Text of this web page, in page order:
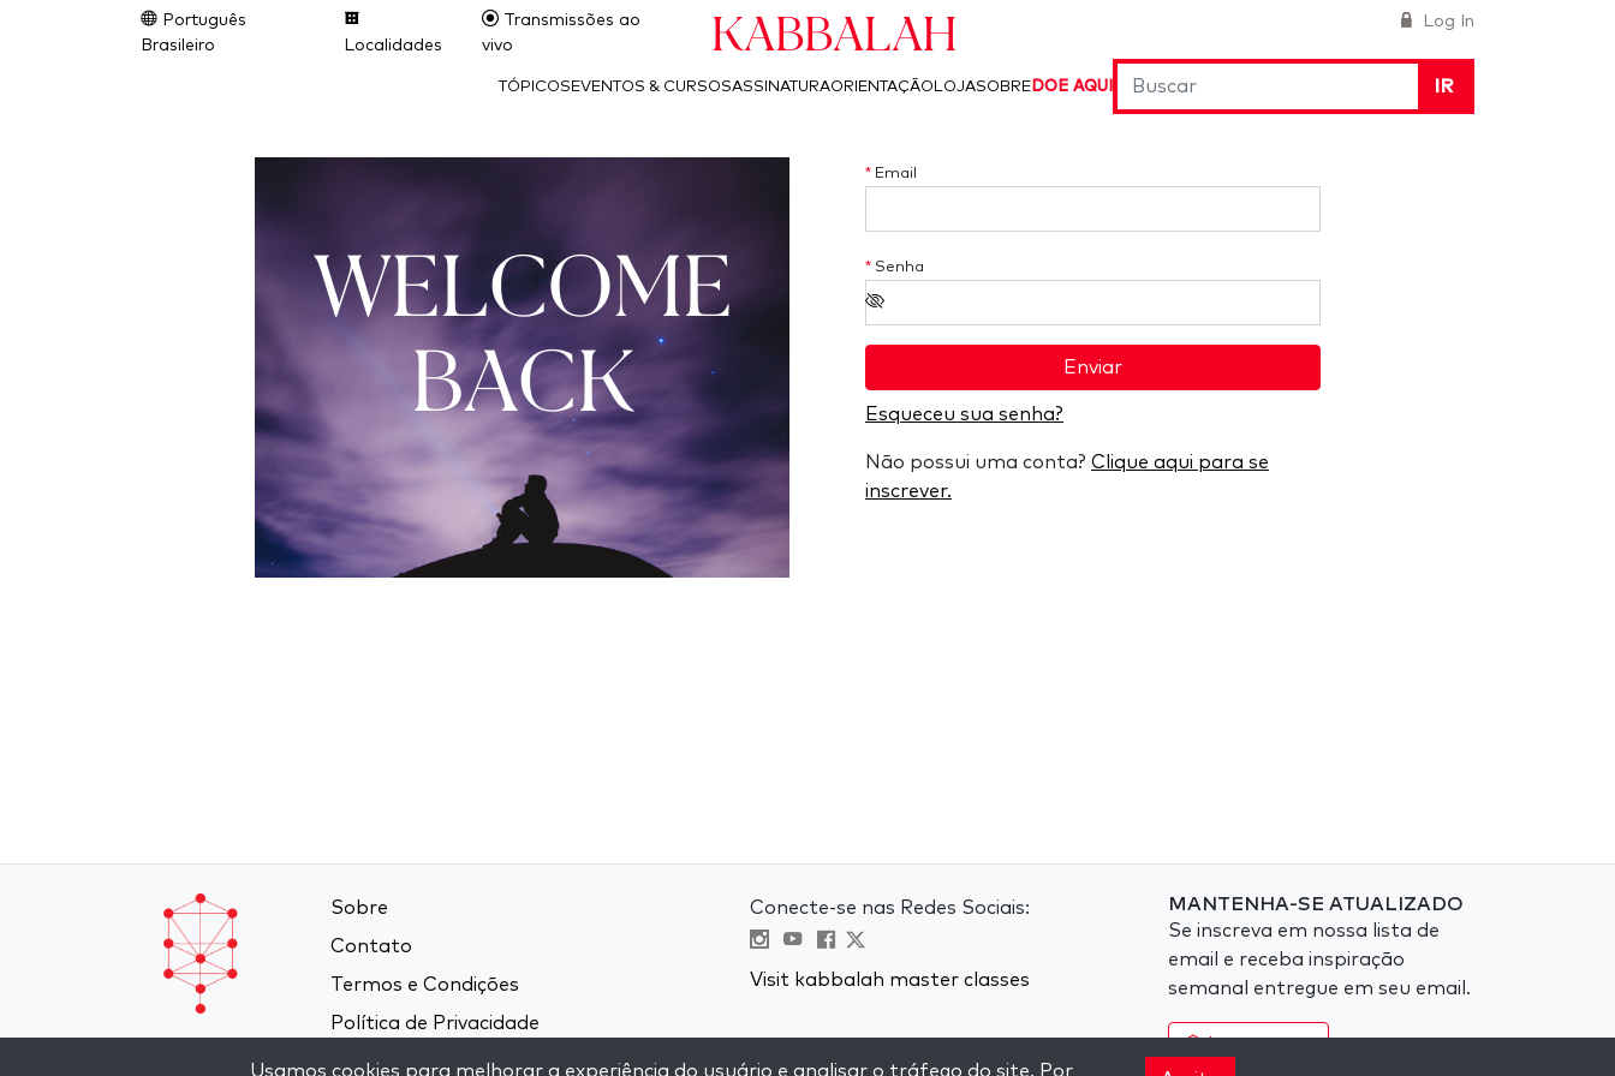
Log In
Português
Brasileiro
Localidades
Transmissões ao
vivo
Kabbalah
IR
TÓPICOS EVENTOS & CURSOSASSINATURAORIENTAÇÃO LOJASOBRE DOE AQUI
WELCOME
BACK
* Email
* Senha
Enviar
Esqueceu sua senha?
Não possui uma conta? Clique aqui para se
inscrever.
Sobre
Contato
Termos e Condições
Política de Privacidade
Conecte-se nas Redes Sociais:
Visit kabbalah master classes
MANTENHA-SE ATUALIZADO
Se inscreva em nossa lista de
email e receba inspiração
semanal entregue em seu email.
Usamos cookies para melhorar a experiência do usuário e analisar o tráfego do site. Por